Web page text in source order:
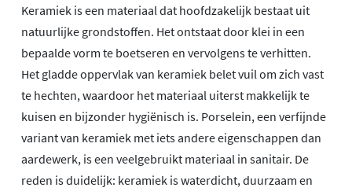
Keramiek is een materiaal dat hoofdzakelijk bestaat uit
natuurlijke grondstoffen. Het ontstaat door klei in een
bepaalde vorm te boetseren en vervolgens te verhitten.
Het gladde oppervlak van keramiek belet vuil om zich vast
te hechten, waardoor het materiaal uiterst makkelijk te
kuisen en bijzonder hygiënisch is. Porselein, een verfijnde
variant van keramiek met iets andere eigenschappen dan
aardewerk, is een veelgebruikt materiaal in sanitair. De
reden is duidelijk: keramiek is waterdicht, duurzaam en